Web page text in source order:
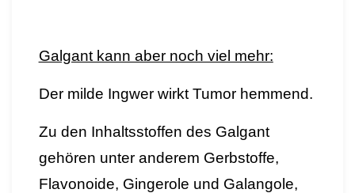
Galgant kann aber noch viel mehr:
Der milde Ingwer wirkt Tumor hemmend.
Zu den Inhaltsstoffen des Galgant
gehören unter anderem Gerbstoffe,
Flavonoide, Gingerole und Galangole,